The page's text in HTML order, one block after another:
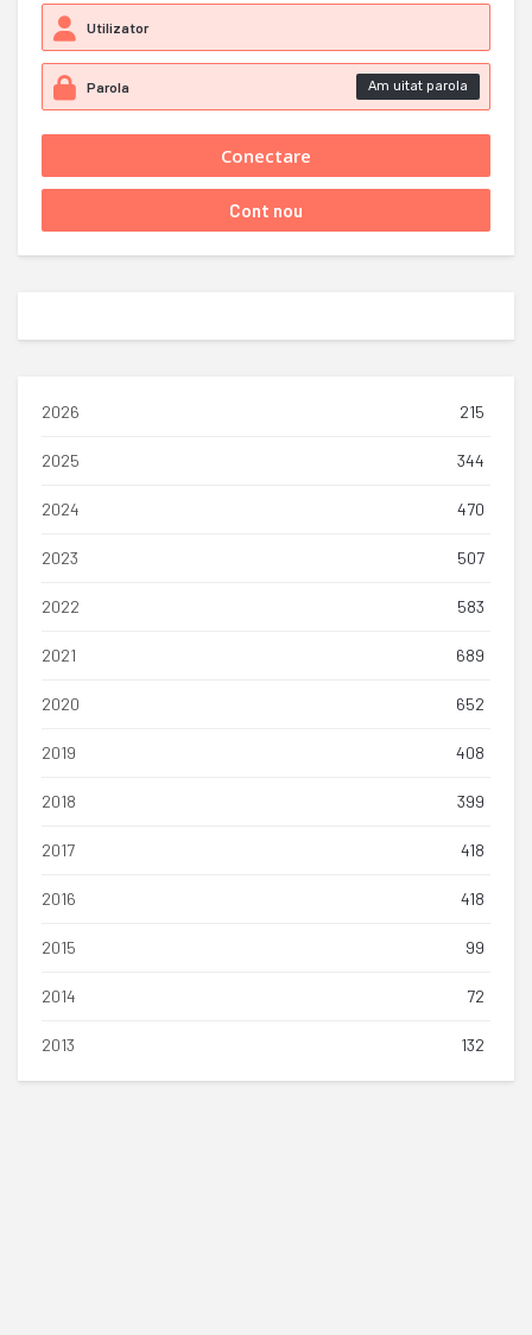
Am uitat parola
2026 215
2025 344
2024 470
2023 507
2022 583
2021 689
2020 652
2019 408
2018 399
2017 418
2016 418
2015 99
2014 72
2013 132